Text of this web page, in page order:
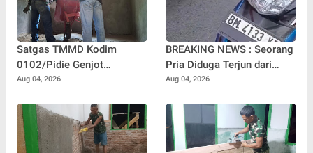
Satgas TMMD Kodim
0102/Pidie Genjot
Pembangunan RTLH
65 Persen
Aug 04, 2026
BREAKING NEWS : Seorang
Pria Diduga Terjun dari
Jembatan Rantau Berangin
Ditinggal di Lokasi
Aug 04, 2026